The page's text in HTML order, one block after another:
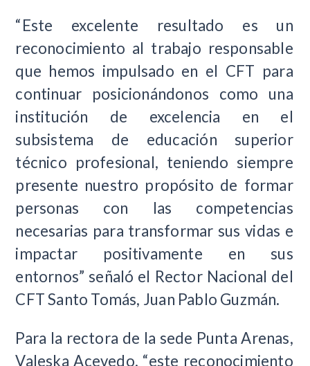
“Este excelente resultado es un
reconocimiento al trabajo responsable
que hemos impulsado en el CFT para
continuar posicionándonos como una
institución de excelencia en el
subsistema de educación superior
técnico profesional, teniendo siempre
presente nuestro propósito de formar
personas con las competencias
necesarias para transformar sus vidas e
impactar positivamente en sus
entornos” señaló el Rector Nacional del
CFT Santo Tomás, Juan Pablo Guzmán.
Para la rectora de la sede Punta Arenas,
Valeska Acevedo, “este reconocimiento